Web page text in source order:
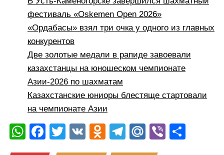
фестиваль «Oskemen Open 2026»
«Ордабасы» взял три очка у одного из главных
конкурентов
Две золотые медали в рапиде завоевали
казахстанцы на юношеском чемпионате
Азии-2026 по шахматам
Казахстанские юниоры блестяще стартовали
на чемпионате Азии
W F
T
V
O
T
M Vi